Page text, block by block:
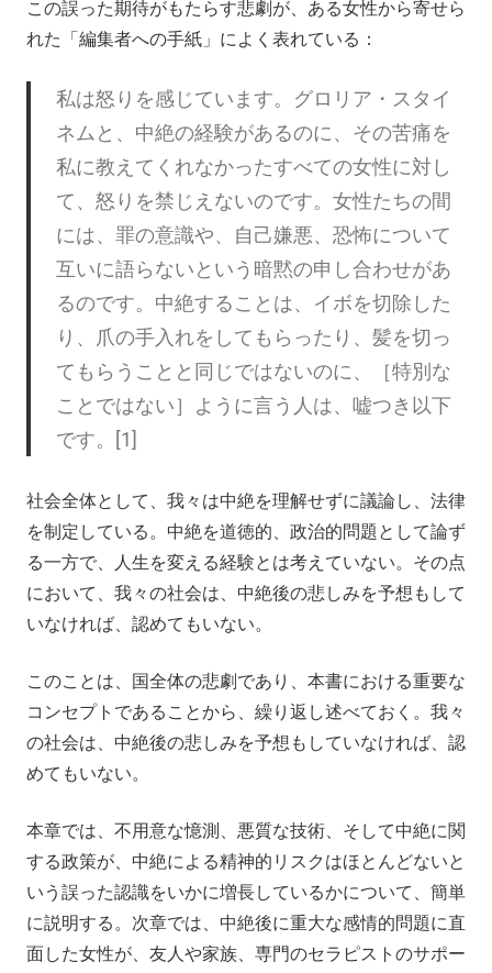
この誤った期待がもたらす悲劇が、ある女性から寄せら
れた「編集者への手紙」によく表れている：
私は怒りを感じています。グロリア・スタイ
ネムと、中絶の経験があるのに、その苦痛を
私に教えてくれなかったすべての女性に対し
て、怒りを禁じえないのです。女性たちの間
には、罪の意識や、自己嫌悪、恐怖について
互いに語らないという暗黙の申し合わせがあ
るのです。中絶することは、イボを切除した
り、爪の手入れをしてもらったり、髪を切っ
てもらうことと同じではないのに、［特別な
ことではない］ように言う人は、嘘つき以下
です。[1]
社会全体として、我々は中絶を理解せずに議論し、法律
を制定している。中絶を道徳的、政治的問題として論ず
る一方で、人生を変える経験とは考えていない。その点
において、我々の社会は、中絶後の悲しみを予想もして
いなければ、認めてもいない。
このことは、国全体の悲劇であり、本書における重要な
コンセプトであることから、繰り返し述べておく。我々
の社会は、中絶後の悲しみを予想もしていなければ、認
めてもいない。
本章では、不用意な憶測、悪質な技術、そして中絶に関
する政策が、中絶による精神的リスクはほとんどないと
いう誤った認識をいかに増長しているかについて、簡単
に説明する。次章では、中絶後に重大な感情的問題に直
面した女性が、友人や家族、専門のセラピストのサポー